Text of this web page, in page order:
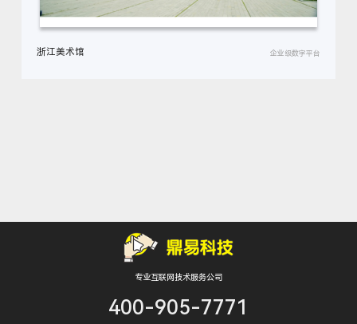
浙江美术馆 企业级数字平台
专业互联网技术服务公司
400-905-7771